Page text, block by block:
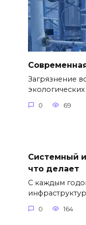
Загрязнение
0 69
Системный
что делает
С каждым
0 164